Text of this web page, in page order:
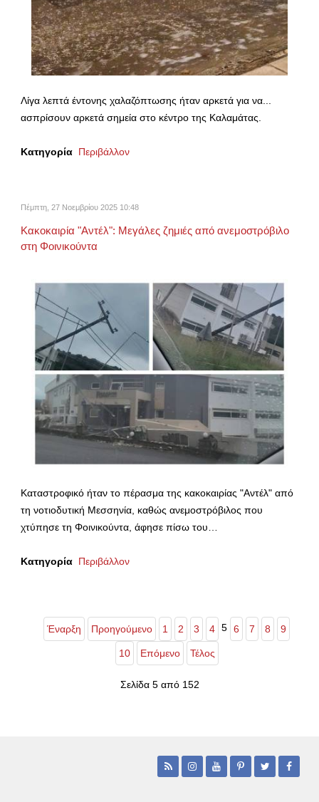
Λίγα λεπτά έντονης χαλαζόπτωσης ήταν αρκετά για να...
ασπρίσουν αρκετά σημεία στο κέντρο της Καλαμάτας.
Κατηγορία Περιβάλλον
Πέμπτη, 27 Νοεμβρίου 2025 10:48
Κακοκαιρία "Αντέλ": Μεγάλες ζημιές από ανεμοστρόβιλο
στη Φοινικούντα
Καταστροφικό ήταν το πέρασμα της κακοκαιρίας "Αντέλ" από
τη νοτιοδυτική Μεσσηνία, καθώς ανεμοστρόβιλος που
χτύπησε τη Φοινικούντα, άφησε πίσω του…
Κατηγορία Περιβάλλον
Έναρξη Προηγούμενο 1 2 3 4 5 6 7 8 9
10 Επόμενο Τέλος
Σελίδα 5 από 152